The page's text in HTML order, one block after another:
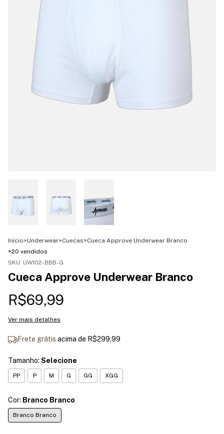
Início>Underwear>Cuecas>Cueca Approve Underwear Branco
+20 vendidos
SKU: UW102-BBB-G
Cueca Approve Underwear Branco
R$69,99
Ver mais detalhes
Frete grátis acima de R$299,99
Tamanho: Selecione
PP P M G GG XGG
Cor: Branco Branco
Branco Branco